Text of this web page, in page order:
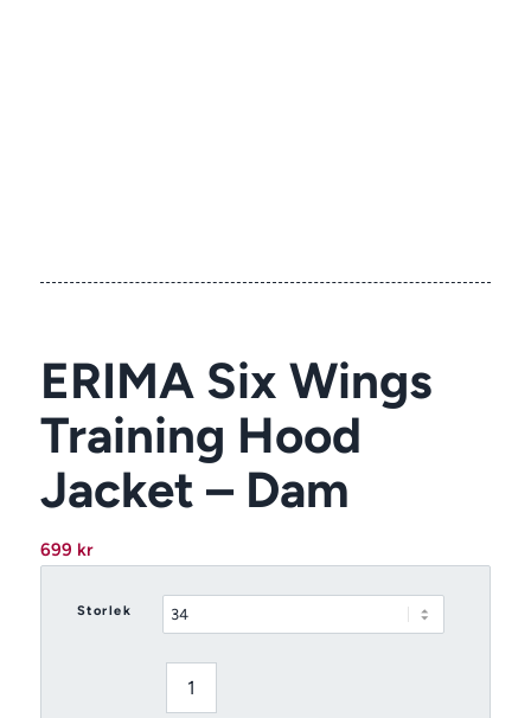
ERIMA Six Wings
Training Hood
Jacket – Dam
699 kr
Storlek